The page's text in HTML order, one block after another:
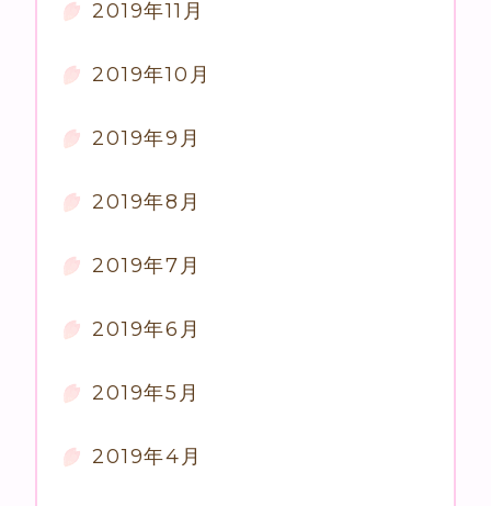
2019年11月
2019年10月
2019年9月
2019年8月
2019年7月
2019年6月
2019年5月
2019年4月